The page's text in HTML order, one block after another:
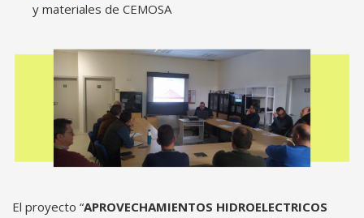
y materiales de CEMOSA
El proyecto “APROVECHAMIENTOS HIDROELECTRICOS